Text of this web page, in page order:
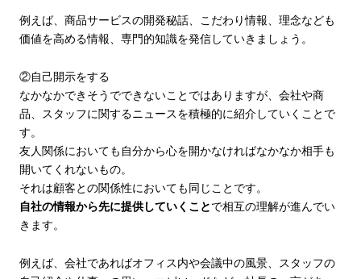
例えば、商品サービスの開発秘話、こだわり情報、理念なども
価値を高める情報、専門的知識を発信していきましょう。
②自己開示をする
なかなかできそうでできないことではありますが、会社や商
品、スタッフに関するニュースを積極的に紹介していくことで
す。
友人関係においても自分から心を開かなければなかなか相手も
開いてくれないもの。
それは顧客との関係性においても同じことです。
自社の情報から先に提供していくことで相互の理解が進んでい
きます。
例えば、会社であればオフィス内や会議中の風景、スタッフの